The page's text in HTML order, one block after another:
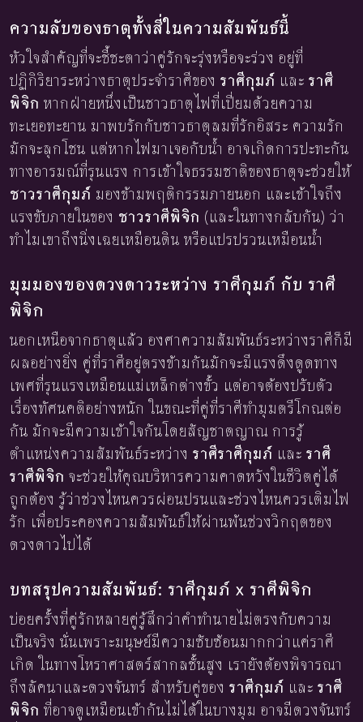
ความลับของธาตุทั้งสี่ในความสัมพันธ์นี้
หัวใจสำคัญที่จะชี้ชะตาว่าคู่รักจะรุ่งหรือจะร่วง อยู่ที่
ปฏิกิริยาระหว่างธาตุประจำราศีของ ราศีกุมภ์ และ ราศี
พิจิก หากฝ่ายหนึ่งเป็นชาวธาตุไฟที่เปี่ยมด้วยความ
ทะเยอทะยาน มาพบรักกับชาวธาตุลมที่รักอิสระ ความรัก
มักจะลุกโชน แต่หากไฟมาเจอกับน้ำ อาจเกิดการปะทะกัน
ทางอารมณ์ที่รุนแรง การเข้าใจธรรมชาติของธาตุจะช่วยให้
ชาวราศีกุมภ์ มองข้ามพฤติกรรมภายนอก และเข้าใจถึง
แรงขับภายในของ ชาวราศีพิจิก (และในทางกลับกัน) ว่า
ทำไมเขาถึงนิ่งเฉยเหมือนดิน หรือแปรปรวนเหมือนน้ำ
มุมมองของดวงดาวระหว่าง ราศีกุมภ์ กับ ราศี
พิจิก
นอกเหนือจากธาตุแล้ว องศาความสัมพันธ์ระหว่างราศีก็มี
ผลอย่างยิ่ง คู่ที่ราศีอยู่ตรงข้ามกันมักจะมีแรงดึงดูดทาง
เพศที่รุนแรงเหมือนแม่เหล็กต่างขั้ว แต่อาจต้องปรับตัว
เรื่องทัศนคติอย่างหนัก ในขณะที่คู่ที่ราศีทำมุมตรีโกณต่อ
กัน มักจะมีความเข้าใจกันโดยสัญชาตญาณ การรู้
ตำแหน่งความสัมพันธ์ระหว่าง ราศีราศีกุมภ์ และ ราศี
ราศีพิจิก จะช่วยให้คุณบริหารความคาดหวังในชีวิตคู่ได้
ถูกต้อง รู้ว่าช่วงไหนควรผ่อนปรนและช่วงไหนควรเติมไฟ
รัก เพื่อประคองความสัมพันธ์ให้ผ่านพ้นช่วงวิกฤตของ
ดวงดาวไปได้
บทสรุปความสัมพันธ์: ราศีกุมภ์ x ราศีพิจิก
บ่อยครั้งที่คู่รักหลายคู่รู้สึกว่าคำทำนายไม่ตรงกับความ
เป็นจริง นั่นเพราะมนุษย์มีความซับซ้อนมากกว่าแค่ราศี
เกิด ในทางโหราศาสตร์สากลชั้นสูง เรายังต้องพิจารณา
ถึงลัคนาและดวงจันทร์ สำหรับคู่ของ ราศีกุมภ์ และ ราศี
พิจิก ที่อาจดูเหมือนเข้ากันไม่ได้ในบางมุม อาจมีดวงจันทร์